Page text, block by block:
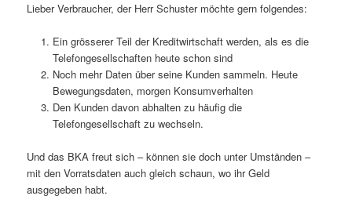
Lieber Verbraucher, der Herr Schuster möchte gern folgendes:
Ein grösserer Teil der Kreditwirtschaft werden, als es die
Telefongesellschaften heute schon sind
Noch mehr Daten über seine Kunden sammeln. Heute
Bewegungsdaten, morgen Konsumverhalten
Den Kunden davon abhalten zu häufig die
Telefongesellschaft zu wechseln.
Und das BKA freut sich – können sie doch unter Umständen –
mit den Vorratsdaten auch gleich schaun, wo ihr Geld
ausgegeben habt.